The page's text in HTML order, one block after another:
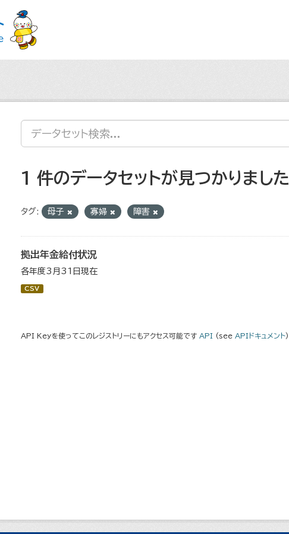
1 件のデータセットが見つかりました
タグ: 母子 寡婦 障害
拠出年金給付状況
各年度3月31日現在
CSV
API Keyを使ってこのレジストリーにもアクセス可能です API (see APIドキュメント).